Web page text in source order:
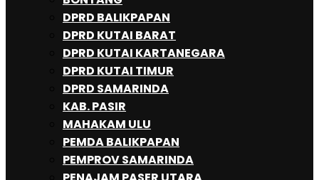
DPRD BALIKPAPAN
DPRD KUTAI BARAT
DPRD KUTAI KARTANEGARA
DPRD KUTAI TIMUR
DPRD SAMARINDA
KAB. PASIR
MAHAKAM ULU
PEMDA BALIKPAPAN
PEMPROV SAMARINDA